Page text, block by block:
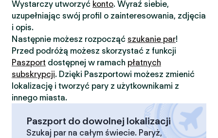
Wystarczy utworzyć konto. Wyraź siebie,
uzupełniając swój profil o zainteresowania, zdjęcia
i opis.
Następnie możesz rozpocząć szukanie par!
Przed podróżą możesz skorzystać z funkcji
Paszport dostępnej w ramach płatnych
subskrypcji. Dzięki Paszportowi możesz zmienić
lokalizację i tworzyć pary z użytkownikami z
innego miasta.
Paszport do dowolnej lokalizacji
Szukaj par na całym świecie. Paryż,